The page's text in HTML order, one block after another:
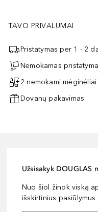
TAVO PRIVALUMAI
Pristatymas per 1 - 2
Nemokamas
2 nemokami mėginėliai
Dovanų pakavimas
Užsisakyk DOUGLAS
Nuo šiol žinok viską
išskirtinius pasiūlymus